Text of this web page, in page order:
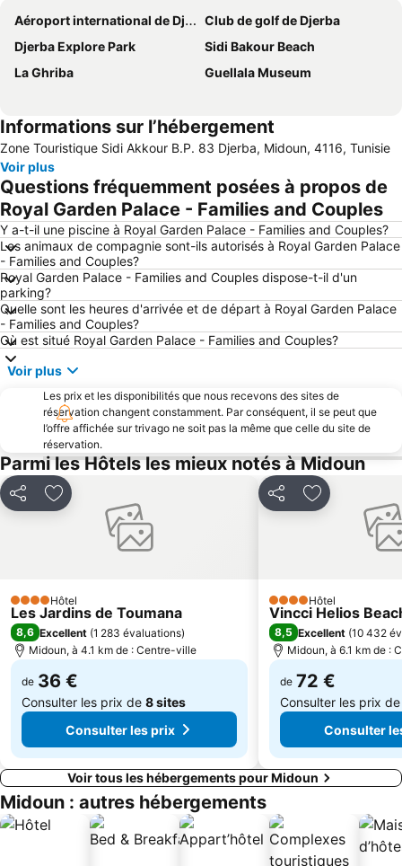
Aéroport international de Djerba-Zarzis
Club de golf de Djerba
Djerba Explore Park
Sidi Bakour Beach
La Ghriba
Guellala Museum
Informations sur l’hébergement
Zone Touristique Sidi Akkour B.P. 83 Djerba, Midoun, 4116, Tunisie
Voir plus
Questions fréquemment posées à propos de
Royal Garden Palace - Families and Couples
Y a-t-il une piscine à Royal Garden Palace - Families and Couples?
Les animaux de compagnie sont-ils autorisés à Royal Garden Palace
- Families and Couples?
Royal Garden Palace - Families and Couples dispose-t-il d'un
parking?
Quelle sont les heures d'arrivée et de départ à Royal Garden Palace
- Families and Couples?
Où est situé Royal Garden Palace - Families and Couples?
Voir plus
Les prix et les disponibilités que nous recevons des sites de
réservation changent constamment. Par conséquent, il se peut que
l’offre affichée sur trivago ne soit pas la même que celle du site de
réservation.
Parmi les Hôtels les mieux notés à Midoun
PartagerAjouter à mes favoris
4 ÉtoilesHôtel
Les Jardins de Toumana
8,6 Excellent (1 283 évaluations)
Midoun, à 4.1 km de : Centre-ville
de 36 €
Consulter les prix de 8 sites
Consulter les prix
PartagerAjouter à
4 ÉtoilesHôtel
Vincci Helios
8,5 Excellent (10 432
Midoun, à 6.1 km de :
de 72 €
Consulter les prix
Consulter
Voir tous les hébergements pour Midoun
Midoun : autres hébergements